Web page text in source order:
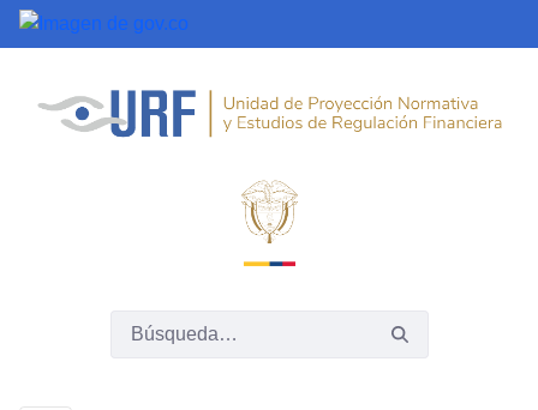
Saltar al contenido principal